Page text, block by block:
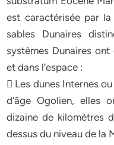
est caractérisée par la
sables Dunaires
systèmes Dunaires
et dans l’espace :
 Les dunes Internes
d’âge Ogolien, elles
dizaine de kilomètres
dessus du niveau de la